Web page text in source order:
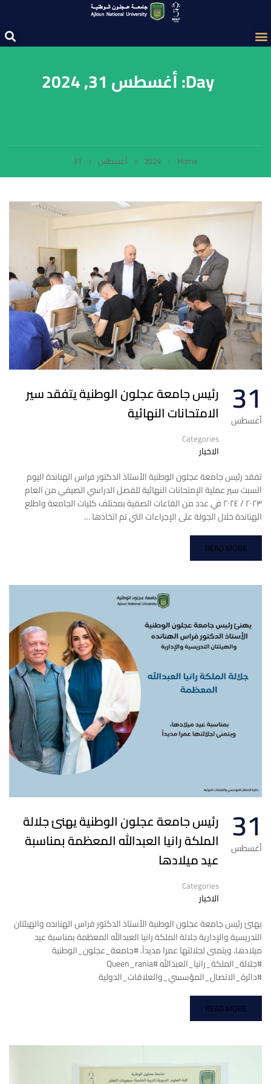
Day: أغسطس 31, 2024
Home
2024 أغسطس 31
31
أغسطس
رئيس جامعة عجلون الوطنية يتفقد سير
الامتحانات النهائية
Categories
الاخبار
تفقد رئيس جامعة عجلون الوطنية الأستاذ الدكتور فراس الهناندة اليوم
السبت سير عملية الإمتحانات النهائية للفصل الدراسي الصيفي من العام
٢٠٢٣ / ٢٠٢٤ في عدد من القاعات الصفية بمختلف كليات الجامعة واطلع
الهناندة خلال الجولة على الإجراءات التي تم اتخاذها …
READ MORE
31
أغسطس
رئيس جامعة عجلون الوطنية يهنئ جلالة
الملكة رانيا العبدالله المعظمة بمناسبة
عيد ميلادها
Categories
الاخبار
يهنئ رئيس جامعة عجلون الوطنية الأستاذ الدكتور فراس الهنانده والهيئتان
التدريسية والإدارية جلالة الملكة رانيا العبدالله المعظمة بمناسبة عيد
ميلادها، ويتمنى لجلالتها عمرا مديداً. #جامعة_عجلون_الوطنية
#جلالة_الملكة_رانيا_العبدالله #Queen_rania
#دائرة_الاتصال_المؤسسي_والعلاقات_الدولية
READ MORE